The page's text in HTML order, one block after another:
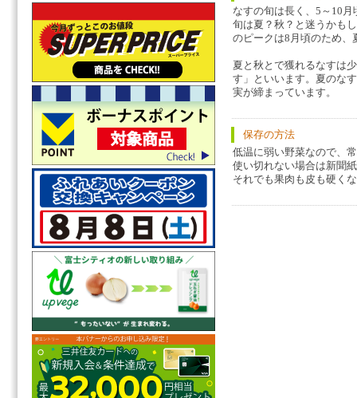
なすの旬は長く、5～10
旬は夏？秋？と迷うかも
のピークは8月頃のため、
夏と秋とで獲れるなすは
す」といいます。夏のな
実が締まっています。
保存の方法
低温に弱い野菜なので、
使い切れない場合は新聞
それでも果肉も皮も硬く